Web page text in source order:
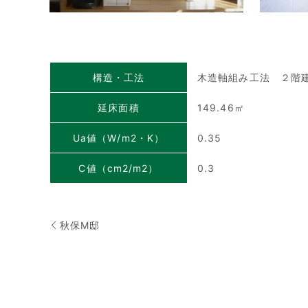
構造・工法 木造軸組み工法 ２階
延床面積 149.46㎡
Ua値（W/m2・K） 0.35
C値（cm2/m2） 0.3
秋保M邸